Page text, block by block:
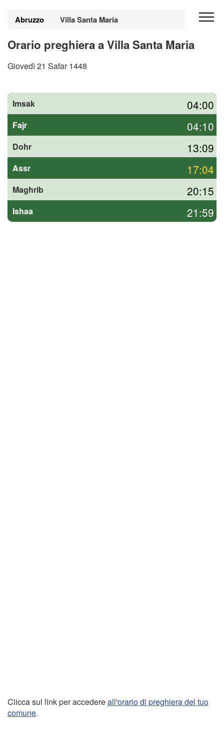
Abruzzo Villa Santa Maria
Orario preghiera a Villa Santa Maria
Giovedì 21 Safar 1448
Imsak 04:00
Fajr 04:10
Dohr 13:09
Assr 17:04
Maghrib 20:15
Ishaa 21:59
Clicca sul link per accedereall'orario di preghiera del tuo
comune.